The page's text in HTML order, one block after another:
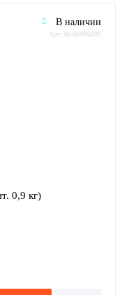
В наличии
Арт: 00-00006099
0,9 кг)